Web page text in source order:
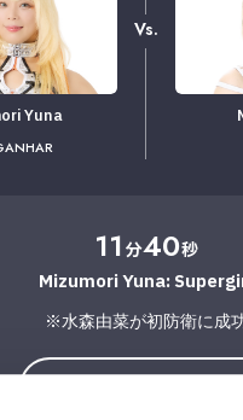
Yuna
Vs.
11分40秒
Mizumori Yuna:
※水森由菜が初防衛に成